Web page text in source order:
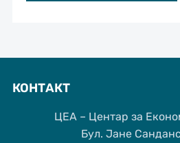
КОНТАКТ
ЦЕА – Центар за
Бул. Јане